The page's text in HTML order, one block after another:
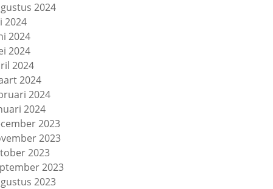
2024
2024
2024
2024
2024
2024
2024
2024
2023
2023
2023
2023
2023